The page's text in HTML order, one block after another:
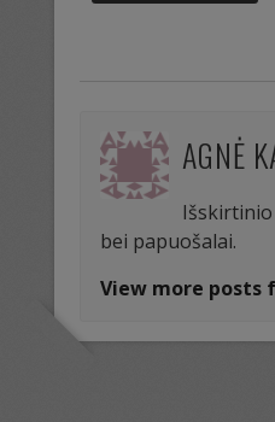
AGNĖ
bei papuošalai.
View more posts